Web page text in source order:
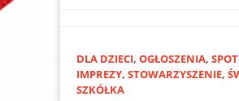
DLA DZIECI, OGŁOSZENIA,
IMPREZY, STOWARZYSZENIE,
SZKÓŁKA